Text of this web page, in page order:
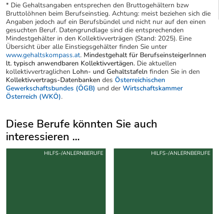
* Die Gehaltsangaben entsprechen den Bruttogehältern bzw
Bruttolöhnen beim Berufseinstieg. Achtung: meist beziehen sich die
Angaben jedoch auf ein Berufsbündel und nicht nur auf den einen
gesuchten Beruf. Datengrundlage sind die entsprechenden
Mindestgehälter in den Kollektivverträgen (Stand: 2025). Eine
Übersicht über alle Einstiegsgehälter finden Sie unter
www.gehaltskompass.at. Mindestgehalt für BerufseinsteigerInnen
lt. typisch anwendbaren Kollektivvertägen. Die aktuellen
kollektivvertraglichen Lohn- und Gehaltstafeln finden Sie in den
Kollektivvertrags-Datenbanken des Österreichischen
Gewerkschaftsbundes (ÖGB) und der Wirtschaftskammer
Österreich (WKÖ).
Diese Berufe könnten Sie auch
interessieren ...
Uber weitere Berufsvorschläge
HILFS-/ANLERNBERUFE HILFS-/ANLERNBERUFE